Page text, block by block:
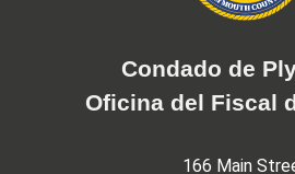
Condado de
Oficina del Fiscal
166 Main